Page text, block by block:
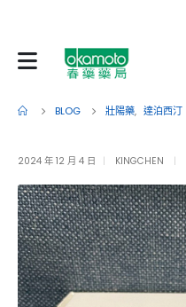
BLOG 壯陽藥, 達泊西汀
2024 年 12 月 4 日 KINGCHEN